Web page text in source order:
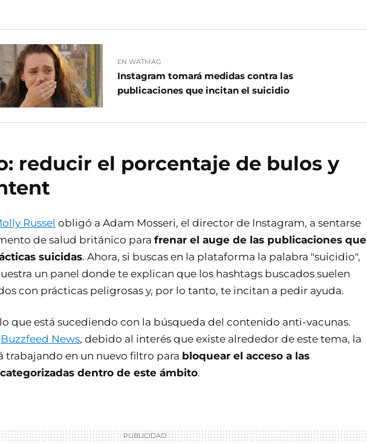
EN WATMAG
Instagram tomará medidas contra las
publicaciones que incitan el suicidio
reducir el porcentaje de bulos y
Russel obligó a Adam Mosseri, el director de Instagram, a sentarse
de salud británico para frenar el auge de las publicaciones que
suicidas. Ahora, si buscas en la plataforma la palabra "suicidio",
un panel donde te explican que los hashtags buscados suelen
con prácticas peligrosas y, por lo tanto, te incitan a pedir ayuda.
que está sucediendo con la búsqueda del contenido anti-vacunas.
Buzzfeed News, debido al interés que existe alrededor de este tema, la
trabajando en un nuevo filtro para bloquear el acceso a las
dentro de este ámbito.